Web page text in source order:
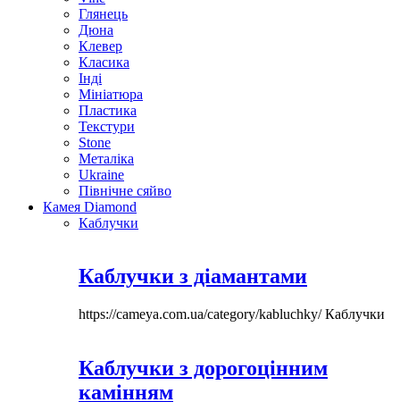
Глянець
Дюна
Клевер
Класика
Інді
Мініатюра
Пластика
Текстури
Stone
Металіка
Ukraine
Північне сяйво
Камея Diamond
Каблучки
Каблучки з діамантами
https://cameya.com.ua/category/kabluchky/Каблучки
Каблучки з дорогоцінним
камінням